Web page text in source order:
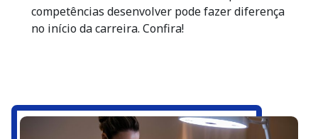
competências desenvolver pode fazer diferença
no início da carreira. Confira!